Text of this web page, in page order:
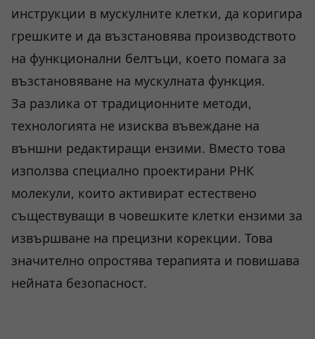
инструкции в мускулните клетки, да коригира
грешките и да възстановява производството
на функционални белтъци, което помага за
възстановяване на мускулната функция.
За разлика от традиционните методи,
технологията не изисква въвеждане на
външни редактиращи ензими. Вместо това
използва специално проектирани РНК
молекули, които активират естествено
съществуващи в човешките клетки ензими за
извършване на прецизни корекции. Това
значително опростява терапията и повишава
нейната безопасност.